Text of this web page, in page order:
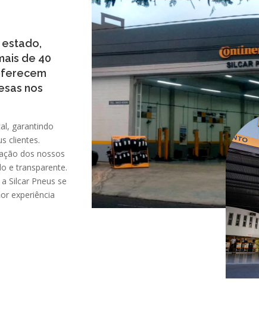
estado,
de 40
nos
garantindo
clientes.
dos nossos
e transparente.
Silcar Pneus se
experiência